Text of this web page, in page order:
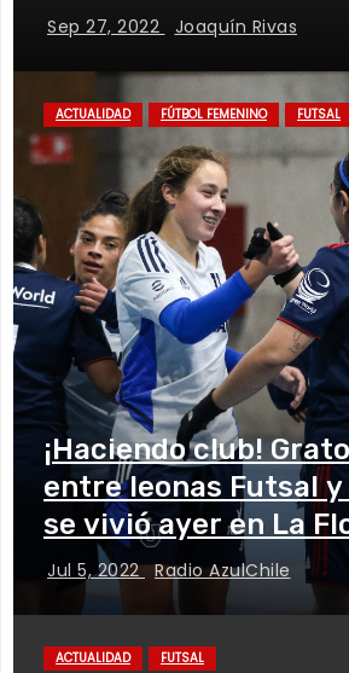
Sep 27, 2022 Joaquín Rivas
ACTUALIDAD FÚTBOL FEMENINO FUTSAL
¡Haciendo club!
entre leonas Futsal y
se vivió ayer en La
Jul 5, 2022 Radio AzulChile
ACTUALIDAD FUTSAL